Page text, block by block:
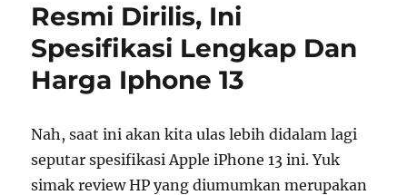
Resmi Dirilis, Ini
Spesifikasi Lengkap Dan
Harga Iphone 13
Nah, saat ini akan kita ulas lebih didalam lagi
seputar spesifikasi Apple iPhone 13 ini. Yuk
simak review HP yang diumumkan merupakan